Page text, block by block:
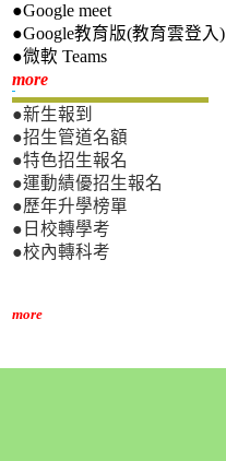
●Google meet
●Google教育版(教育雲登入)
●微軟 Teams
more新生專區
●新生報到
●招生管道名額
●特色招生報名
●運動績優招生報名
●歷年升學榜單
●日校轉學考
●校內轉科考
more